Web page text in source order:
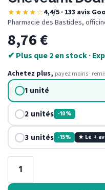
★★★★☆4,4/5 · 133 avis
Pharmacie des Bastides,
8,76€
✔ Plus que 2 en stock ·
Achetez plus, payez moins ·
1 unité
2 unités -10%
3 unités -15% ★ Le +